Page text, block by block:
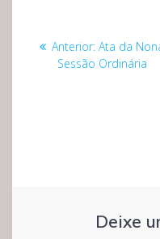
Anterior: Post
anterior:
Ata da
Sessão Ordinária
Deixe